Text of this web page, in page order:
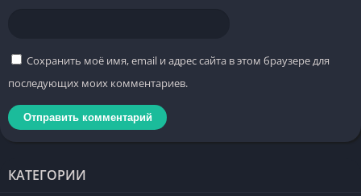
Сохранить моё имя, email и адрес сайта в этом браузере для
последующих моих комментариев.
КАТЕГОРИИ